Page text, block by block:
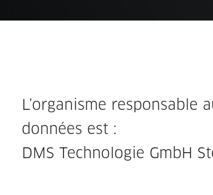
L’organisme responsable
données est :
DMS Technologie GmbH